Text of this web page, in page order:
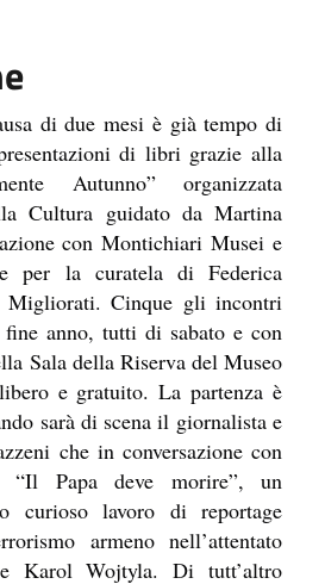
di due mesi è già tempo di
di libri grazie alla
Autunno” organizzata
Cultura guidato da Martina
con Montichiari Musei e
per la curatela di Federica
Migliorati. Cinque gli incontri
anno, tutti di sabato e con
Sala della Riserva del Museo
e gratuito. La partenza è
sarà di scena il giornalista e
che in conversazione con
“Il Papa deve morire”, un
curioso lavoro di reportage
armeno nell’attentato
Karol Wojtyla. Di tutt’altro